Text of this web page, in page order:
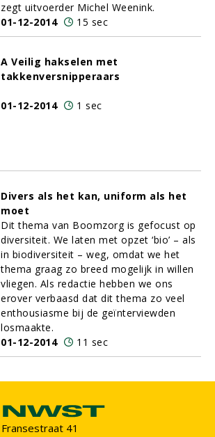
zegt uitvoerder Michel Weenink.
01-12-2014
15 sec
A Veilig hakselen met
takkenversnipperaars
01-12-2014 1 sec
Divers als het kan, uniform als het
moet
Dit thema van Boomzorg is gefocust op
diversiteit. We laten met opzet ‘bio’ – als
in biodiversiteit – weg, omdat we het
thema graag zo breed mogelijk in willen
vliegen. Als redactie hebben we ons
erover verbaasd dat dit thema zo veel
enthousiasme bij de geïnterviewden
losmaakte.
01-12-2014
11 sec
Fransestraat 41